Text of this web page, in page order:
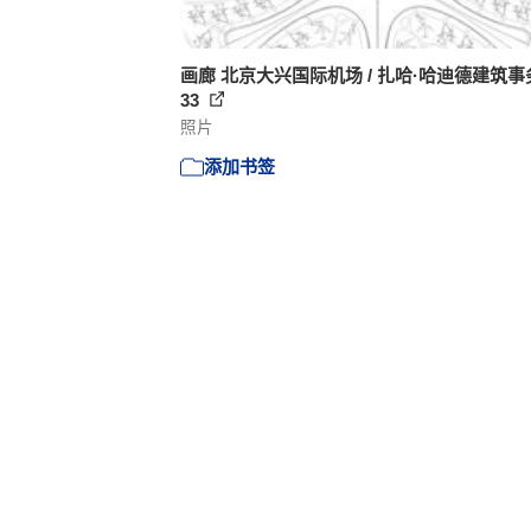
画廊 北京大兴国际机场 / 扎哈·哈迪德建筑事
33
照片
添加书签